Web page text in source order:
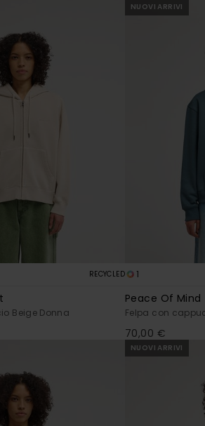
RECYCLED
Beige Donna
NUOVI ARRIVI
1
Peace Of Mind
Felpa con
70,00 €
NUOVI ARRIVI